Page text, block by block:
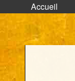
Accueil